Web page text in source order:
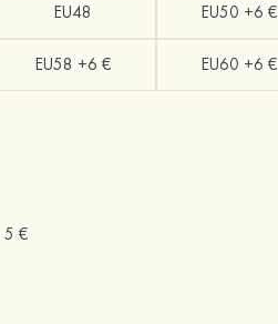
EU48 EU50 +6 €
EU58 +6 € EU60 +6 €
5 €